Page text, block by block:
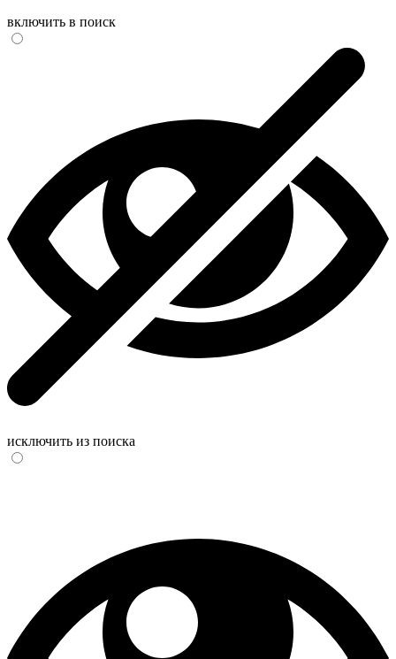
включить в поиск
исключить из поиска